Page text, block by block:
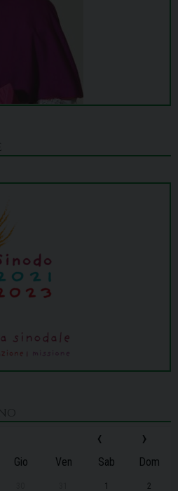
‹ ›
Gio Ven Sab Dom
1 2